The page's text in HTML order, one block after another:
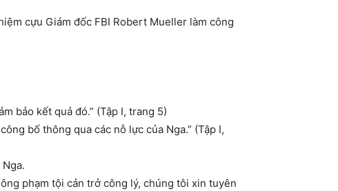
cựu Giám đốc FBI Robert Mueller làm công
bảo kết quả đó.” (Tập I, trang 5)
bố thông qua các nỗ lực của Nga.” (Tập I,
phạm tội cản trở công lý, chúng tôi xin tuyên